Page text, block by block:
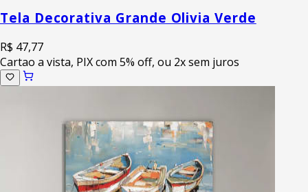
Tela Decorativa Grande Olivia Verde
R$ 47,77
Cartao a vista, PIX com 5% off, ou 2x sem juros